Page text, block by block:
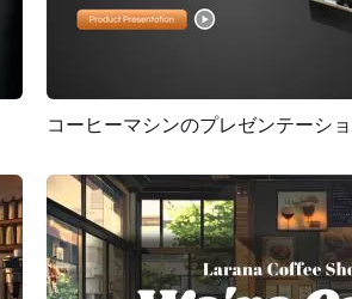
プレビュー AI再
コーヒーマシンのプレゼンテーシ